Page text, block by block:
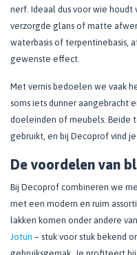
nerf. Ideaal dus voor wie
verzorgde glans of matte
waterbasis of terpentinebasis,
gewenste effect.
Met vernis bedoelen we vaak
soms iets dunner aangebracht
doeleinden of meubels. Beide
gebruikt, en bij Decoprof vind
De voordelen van
Bij Decoprof combineren we
met een modern en ruim
lakken komen onder andere
Jotun – stuk voor stuk bekend